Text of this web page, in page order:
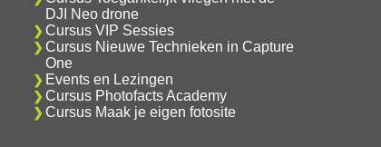
DJI Neo drone
Cursus VIP Sessies
Cursus Nieuwe Technieken in Capture
One
Events en Lezingen
Cursus Photofacts Academy
Cursus Maak je eigen fotosite